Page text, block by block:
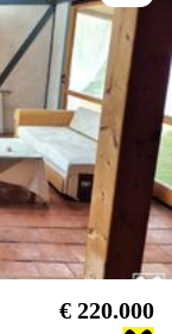
€ 220.000